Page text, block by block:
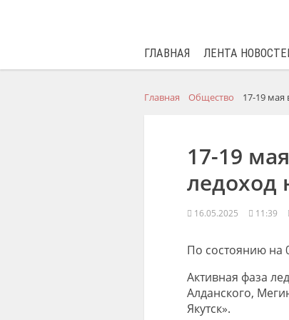
ГЛАВНАЯ ЛЕНТА
Главная Общество 17-19 мая
17-19
ледоход
16.05.2025 11:39
По состоянию на
Активная фаза
Алданского,
Якутск».